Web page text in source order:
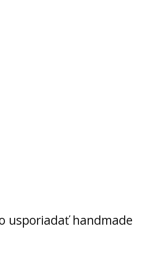
usporiadať handmade